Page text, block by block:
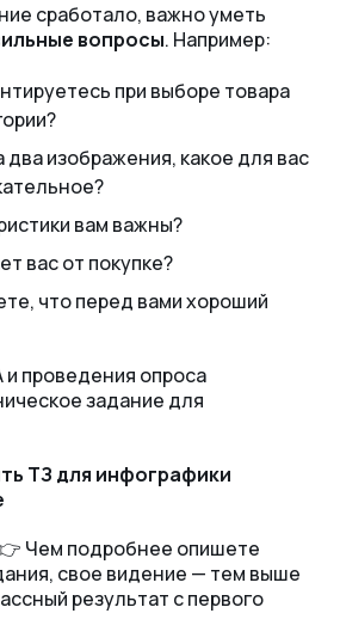
сработало, важно уметь
вопросы. Например:
при выборе товара
изображения, какое для вас
вам важны?
вас от покупке?
что перед вами хороший
проведения опроса
задание для
ТЗ для инфографики
Чем подробнее опишете
свое видение — тем выше
результат с первого